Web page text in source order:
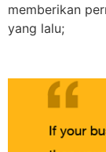
memberikan
yang lalu;